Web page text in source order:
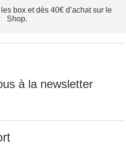
box et dès 40€ d’achat sur le
Shop.
à la newsletter